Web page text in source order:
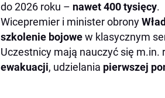
do 2026 roku – nawet 400 tysięcy.
Wicepremier i minister obrony
szkolenie bojowew klasycznym
Uczestnicy mają nauczyć się m.in.
ewakuacji, udzielania pierwszej